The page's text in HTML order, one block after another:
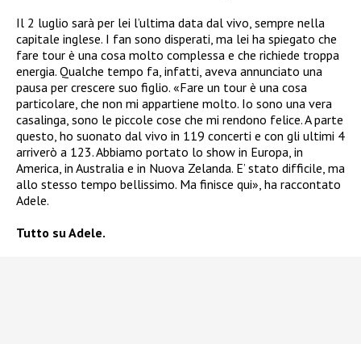
Il 2 luglio sarà per lei l’ultima data dal vivo, sempre nella
capitale inglese. I fan sono disperati, ma lei ha spiegato che
fare tour è una cosa molto complessa e che richiede troppa
energia. Qualche tempo fa, infatti, aveva annunciato una
pausa per crescere suo figlio. «Fare un tour è una cosa
particolare, che non mi appartiene molto. Io sono una vera
casalinga, sono le piccole cose che mi rendono felice. A parte
questo, ho suonato dal vivo in 119 concerti e con gli ultimi 4
arriverò a 123. Abbiamo portato lo show in Europa, in
America, in Australia e in Nuova Zelanda. E’ stato difficile, ma
allo stesso tempo bellissimo. Ma finisce qui», ha raccontato
Adele.
Tutto su Adele.